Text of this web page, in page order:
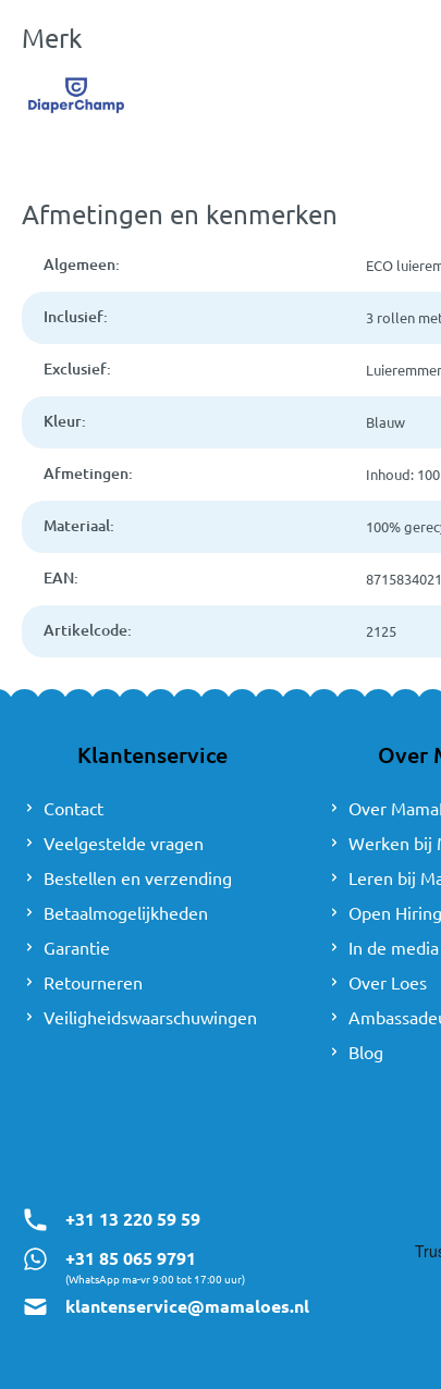
Merk
Afmetingen en kenmerken
Algemeen: ECO
Inclusief: 3 rollen
Exclusief:
Kleur: Blauw
Afmetingen: Inhoud:
Materiaal: 100%
EAN:
Artikelcode: 2125
Klantenservice
Contact
Veelgestelde vragen
Bestellen en verzending
Betaalmogelijkheden
Garantie
Retourneren
Veiligheidswaarschuwingen
Over
Over
Werken bij
Leren bij
Open Hiring
In de media
Over Loes
Blog
+31 13 220 59 59
+31 85 065 9791
(WhatsApp ma-vr 9:00 tot 17:00 uur)
klantenservice@mamaloes.nl